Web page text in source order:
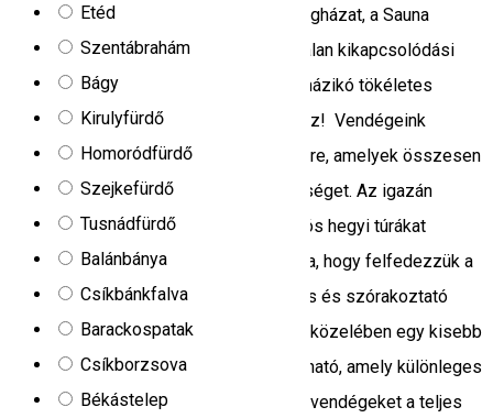
Etéd
Szentábrahám
Bágy
Kirulyfürdő
Homoródfürdő
Szejkefürdő
Tusnádfürdő
Balánbánya
Csíkbánkfalva
Barackospatak
Csíkborzsova
Békástelep
között a látogatók 4 hangulatos kempingházat, a Sauna
Village szaunakomplexumot és számtalan kikapcsolódási
lehetőséget találnak. A négy bájos kis házikó tökéletes
választás egy felejthetetlen nyaraláshoz! Vendégeink
számára 4 kempingház áll rendelkezésre, amelyek összesen
12 fő számára nyújtanak szálláslehetőséget. Az igazán
különleges élmény érdekében terepjárós hegyi túrákat
szervezünk – egy remek lehetőség arra, hogy felfedezzük a
környék szépségét, miközben izgalmas és szórakoztató
kalandban lehet részünk. A szálláshely közelében egy kisebb
szaunaközpont, a Sauna Village is található, amely különleges
és változatos szaunatípusokkal várja a vendégeket a teljes